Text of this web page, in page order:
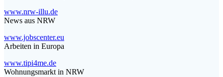
www.nrw-illu.de
News aus NRW
www.jobscenter.eu
Arbeiten in Europa
www.tipi4me.de
Wohnungsmarkt in NRW